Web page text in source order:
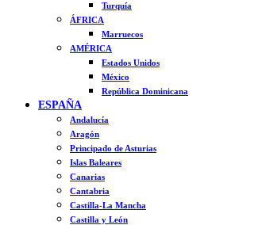
Turquía
ÁFRICA
Marruecos
AMÉRICA
Estados Unidos
México
República Dominicana
ESPAÑA
Andalucía
Aragón
Principado de Asturias
Islas Baleares
Canarias
Cantabria
Castilla-La Mancha
Castilla y León